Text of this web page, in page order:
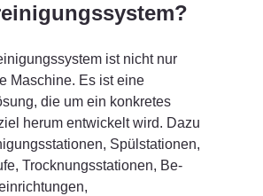
ist nicht nur
Maschine. Es ist eine
die um ein konkretes
herum entwickelt wird. Dazu
Spülstationen,
Trocknungsstationen, Be-